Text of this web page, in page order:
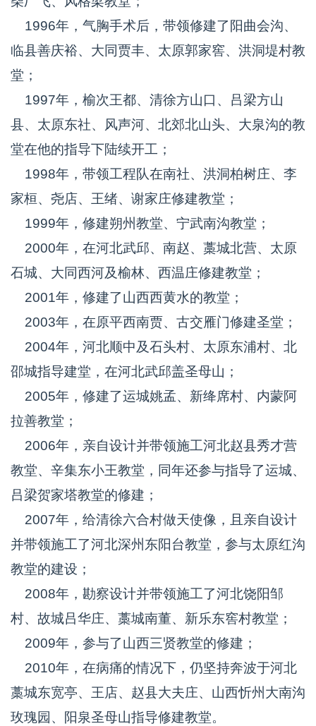
1996年，气胸手术后，带领修建了阳曲会沟、
临县善庆裕、大同贾丰、太原郭家窖、洪洞堤村教
堂；
1997年，榆次王都、清徐方山口、吕梁方山
县、太原东社、风声河、北郊北山头、大泉沟的教
堂在他的指导下陆续开工；
1998年，带领工程队在南社、洪洞柏树庄、李
家桓、尧店、王绪、谢家庄修建教堂；
1999年，修建朔州教堂、宁武南沟教堂；
2000年，在河北武邱、南赵、藁城北营、太原
石城、大同西河及榆林、西温庄修建教堂；
2001年，修建了山西西黄水的教堂；
2003年，在原平西南贾、古交雁门修建圣堂；
2004年，河北顺中及石头村、太原东浦村、北
邵城指导建堂，在河北武邱盖圣母山；
2005年，修建了运城姚孟、新绛席村、内蒙阿
拉善教堂；
2006年，亲自设计并带领施工河北赵县秀才营
教堂、辛集东小王教堂，同年还参与指导了运城、
吕梁贺家塔教堂的修建；
2007年，给清徐六合村做天使像，且亲自设计
并带领施工了河北深州东阳台教堂，参与太原红沟
教堂的建设；
2008年，勘察设计并带领施工了河北饶阳邹
村、故城吕华庄、藁城南董、新乐东窖村教堂；
2009年，参与了山西三贤教堂的修建；
2010年，在病痛的情况下，仍坚持奔波于河北
藁城东宽亭、王店、赵县大夫庄、山西忻州大南沟
玫瑰园、阳泉圣母山指导修建教堂。